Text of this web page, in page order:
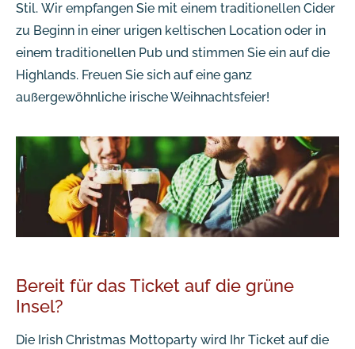
Stil. Wir empfangen Sie mit einem traditionellen Cider
zu Beginn in einer urigen keltischen Location oder in
einem traditionellen Pub und stimmen Sie ein auf die
Highlands. Freuen Sie sich auf eine ganz
außergewöhnliche irische Weihnachtsfeier!
Bereit für das Ticket auf die grüne
Insel?
Die Irish Christmas Mottoparty wird Ihr Ticket auf die